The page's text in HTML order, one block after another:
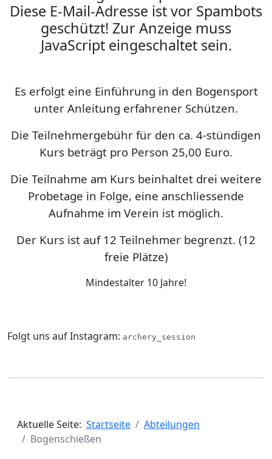
Diese E-Mail-Adresse ist vor Spambots
geschützt! Zur Anzeige muss
JavaScript eingeschaltet sein.
Es erfolgt eine Einführung in den Bogensport
unter Anleitung erfahrener Schützen.
Die Teilnehmergebühr für den ca. 4-stündigen
Kurs beträgt pro Person 25,00 Euro.
Die Teilnahme am Kurs beinhaltet drei weitere
Probetage in Folge, eine anschliessende
Aufnahme im Verein ist möglich.
Der Kurs ist auf 12 Teilnehmer begrenzt. (12
freie Plätze)
Mindestalter 10 Jahre!
Folgt uns auf Instagram: archery_session
Aktuelle Seite: Startseite
Abteilungen
Bogenschießen